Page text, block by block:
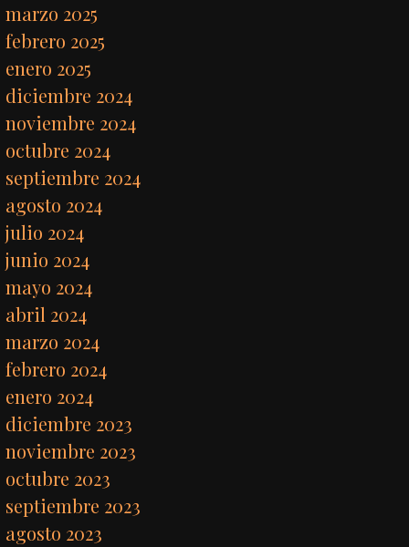
marzo 2025
febrero 2025
enero 2025
diciembre 2024
noviembre 2024
octubre 2024
septiembre 2024
agosto 2024
julio 2024
junio 2024
mayo 2024
abril 2024
marzo 2024
febrero 2024
enero 2024
diciembre 2023
noviembre 2023
octubre 2023
septiembre 2023
agosto 2023